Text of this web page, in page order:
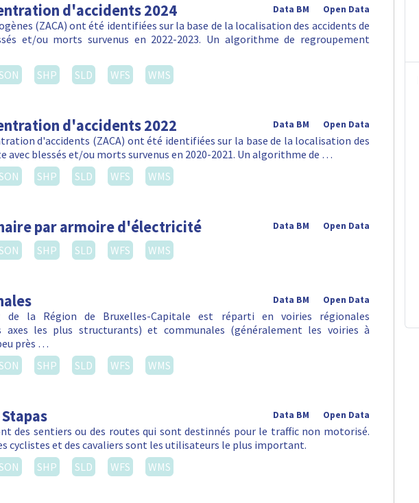
d'accidents 2024 Open Data
Data BM
(ZACA) ont été identifiées sur la base de la localisation des accidents de
et/ou morts survenus en 2022-2023. Un algorithme de regroupement
SHP SLD WFS WMS
d'accidents 2022 Open Data
Data BM
d'accidents (ZACA) ont été identifiées sur la base de la localisation des
avec blessés et/ou morts survenus en 2020-2021. Un algorithme de …
SHP SLD WFS WMS
par armoire d'électricité Open Data
Data BM
SHP SLD WFS WMS
Open Data
Data BM
de la Région de Bruxelles-Capitale est réparti en voiries régionales
axes les plus structurants) et communales (généralement les voiries à
près …
SHP SLD WFS WMS
Open Data
Data BM
des sentiers ou des routes qui sont destinnés pour le traffic non motorisé.
cyclistes et des cavaliers sont les utilisateurs le plus important.
SHP SLD WFS WMS